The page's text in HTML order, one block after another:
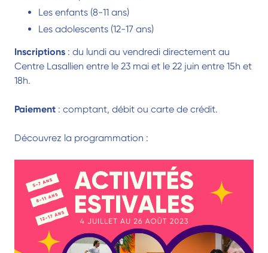
Les enfants (8-11 ans)
Les adolescents (12-17 ans)
Inscriptions : du lundi au vendredi directement au
Centre Lasallien entre le 23 mai et le 22 juin entre 15h et
18h.
Paiement : comptant, débit ou carte de crédit.
Découvrez la programmation :